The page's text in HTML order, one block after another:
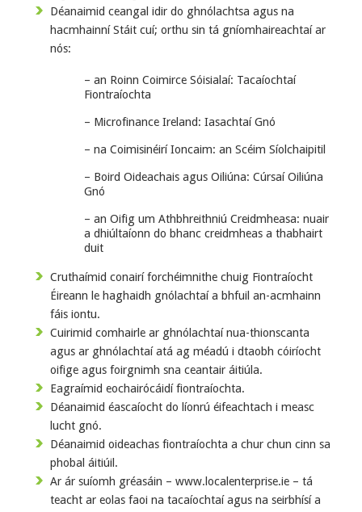
Déanaimid ceangal idir do ghnólachtsa agus na
hacmhainní Stáit cuí; orthu sin tá gníomhaireachtaí ar
nós:
– an Roinn Coimirce Sóisialaí: Tacaíochtaí
Fiontraíochta
– Microfinance Ireland: Iasachtaí Gnó
– na Coimisinéirí Ioncaim: an Scéim Síolchaipitil
– Boird Oideachais agus Oiliúna: Cúrsaí Oiliúna
Gnó
– an Oifig um Athbhreithniú Creidmheasa: nuair
a dhiúltaíonn do bhanc creidmheas a thabhairt
duit
Cruthaímid conairí forchéimnithe chuig Fiontraíocht
Éireann le haghaidh gnólachtaí a bhfuil an-acmhainn
fáis iontu.
Cuirimid comhairle ar ghnólachtaí nua-thionscanta
agus ar ghnólachtaí atá ag méadú i dtaobh cóiríocht
oifige agus foirgnimh sna ceantair áitiúla.
Eagraímid eochairócáidí fiontraíochta.
Déanaimid éascaíocht do líonrú éifeachtach i measc
lucht gnó.
Déanaimid oideachas fiontraíochta a chur chun cinn sa
phobal áitiúil.
Ar ár suíomh gréasáin – www.localenterprise.ie – tá
teacht ar eolas faoi na tacaíochtaí agus na seirbhísí a